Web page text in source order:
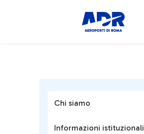
Chi siamo
Informazioni istituzionali